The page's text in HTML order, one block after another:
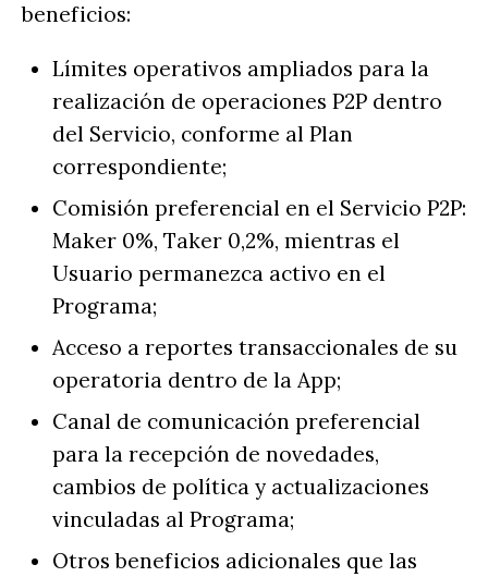
beneficios:
Límites operativos ampliados para la
realización de operaciones P2P dentro
del Servicio, conforme al Plan
correspondiente;
Comisión preferencial en el Servicio P2P:
Maker 0%, Taker 0,2%, mientras el
Usuario permanezca activo en el
Programa;
Acceso a reportes transaccionales de su
operatoria dentro de la App;
Canal de comunicación preferencial
para la recepción de novedades,
cambios de política y actualizaciones
vinculadas al Programa;
Otros beneficios adicionales que las